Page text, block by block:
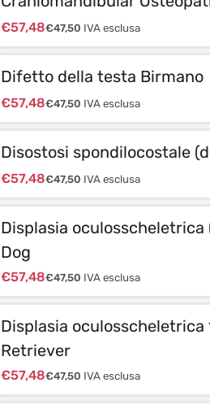
€57,48€47,50 IVA esclusa
Difetto della testa Birmano
€57,48€47,50 IVA esclusa
Disostosi spondilocostale
€57,48€47,50 IVA esclusa
Displasia
Dog
€57,48€47,50 IVA esclusa
Displasia oculosscheletrica
Retriever
€57,48€47,50 IVA esclusa